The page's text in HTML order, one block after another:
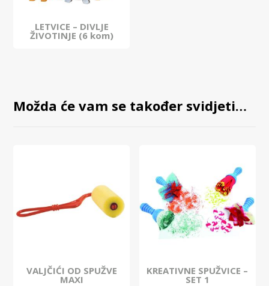
LETVICE – DIVLJE
ŽIVOTINJE (6 kom)
Možda će vam se također svidjeti…
VALJČIĆI OD SPUŽVE
MAXI
KREATIVNE SPUŽVICE –
SET 1